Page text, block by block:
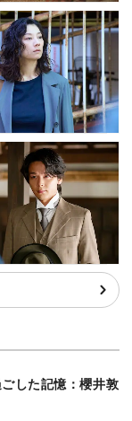
した記憶：櫻井敦